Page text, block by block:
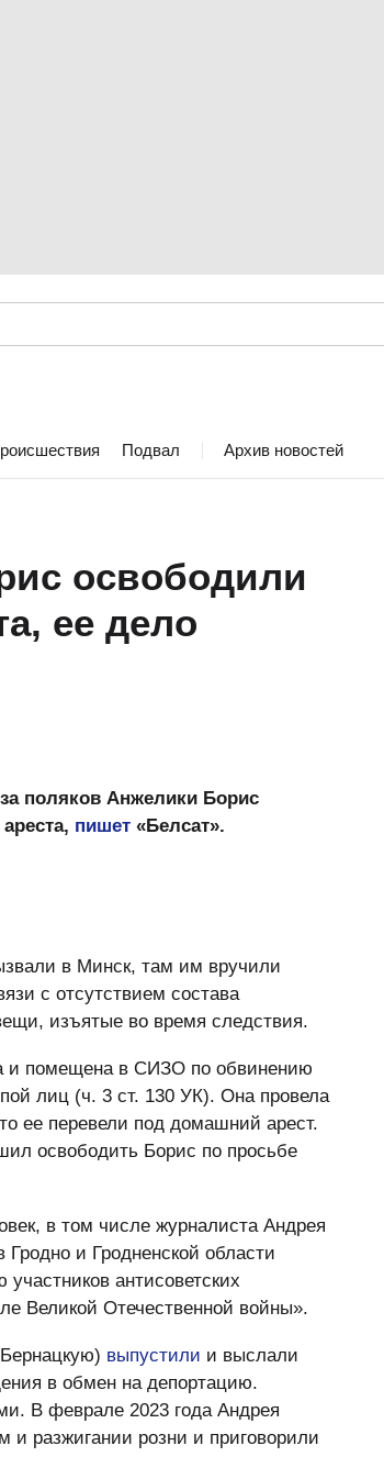
Подвал Архив новостей
освободили
ее дело
поляков Анжелики Борис
пишет «Белсат».
в Минск, там им вручили
с отсутствием состава
изъятые во время следствия.
и помещена в СИЗО по обвинению
лиц (ч. 3 ст. 130 УК). Она провела
ее перевели под домашний арест.
освободить Борис по просьбе
в том числе журналиста Андрея
и Гродненской области
антисоветских
Великой Отечественной войны».
выпустили и выслали
в обмен на депортацию.
В феврале 2023 года Андрея
и разжигании розни и приговорили